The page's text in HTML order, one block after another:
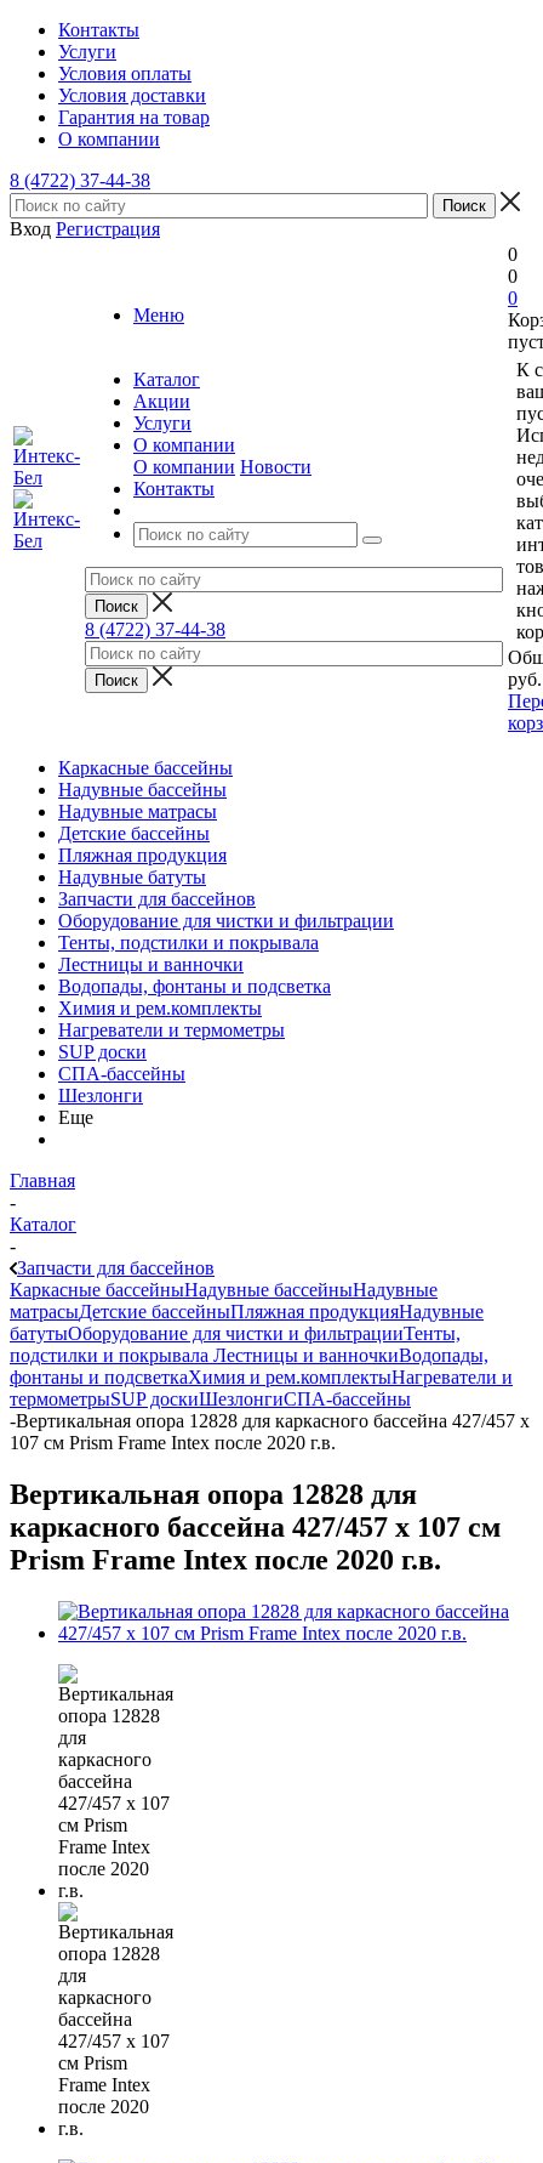
Контакты
Услуги
Условия оплаты
Условия доставки
Гарантия на товар
О компании
8 (4722) 37-44-38
Вход Регистрация
Меню
Каталог
Акции
Услуги
О компании
О компании Новости
Контакты
8 (4722) 37-44-38
0
0
0
К
руб.
Каркасные бассейны
Надувные бассейны
Надувные матрасы
Детские бассейны
Пляжная продукция
Надувные батуты
Запчасти для бассейнов
Оборудование для чистки и фильтрации
Тенты, подстилки и покрывала
Лестницы и ванночки
Водопады, фонтаны и подсветка
Химия и рем.комплекты
Нагреватели и термометры
SUP доски
СПА-бассейны
Шезлонги
Еще
Главная
-
Каталог
-
Запчасти для бассейнов
Каркасные бассейныНадувные бассейныНадувные
матрасыДетские бассейныПляжная продукцияНадувные
батутыОборудование для чистки и фильтрацииТенты,
подстилки и покрывала Лестницы и ванночкиВодопады,
фонтаны и подсветкаХимия и рем.комплектыНагреватели и
термометрыSUP доскиШезлонгиСПА-бассейны
-Вертикальная опора 12828 для каркасного бассейна 427/457 х
107 см Prism Frame Intex после 2020 г.в.
Вертикальная опора 12828 для
каркасного бассейна 427/457 х 107 см
Prism Frame Intex после 2020 г.в.